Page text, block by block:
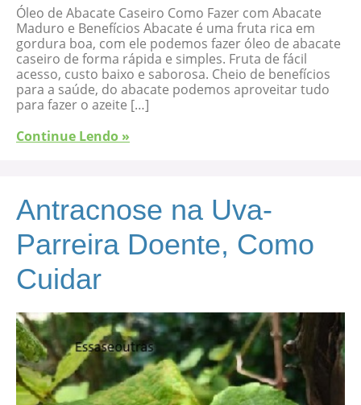
Óleo de Abacate Caseiro Como Fazer com Abacate
Maduro e Benefícios Abacate é uma fruta rica em
gordura boa, com ele podemos fazer óleo de abacate
caseiro de forma rápida e simples. Fruta de fácil
acesso, custo baixo e saborosa. Cheio de benefícios
para a saúde, do abacate podemos aproveitar tudo
para fazer o azeite […]
Continue Lendo »
Antracnose na Uva-
Parreira Doente, Como
Cuidar